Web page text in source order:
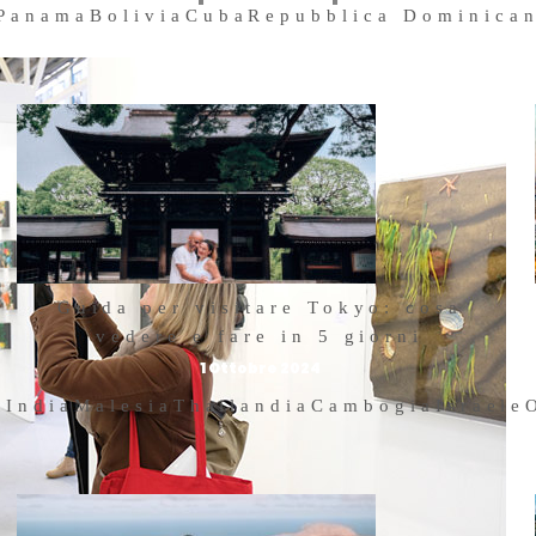
Bolivia CubaRepubblica
Guida per visitare Tokyo: cosa
vedere e fare in 5 giorni
1 Ottobre 2024
IndiaMalesia ThailandiaCambogiaIsraele